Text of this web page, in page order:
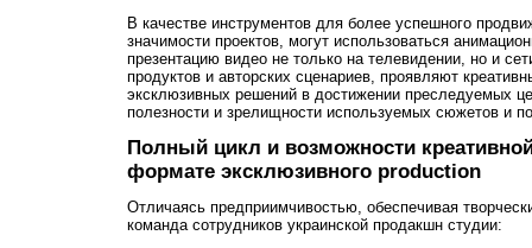
В качестве инструментов для более успешного
значимости проектов, могут использоваться
презентацию видео не только на телевидении, но и
продуктов и авторских сценариев, проявляют
эксклюзивных решений в достижении преследуемых
полезности и зрелищности используемых сюжетов и
Полный цикл и возможности
формате эксклюзивного production
Отличаясь предприимчивостью, обеспечивая
команда сотрудников украинской продакшн студии: